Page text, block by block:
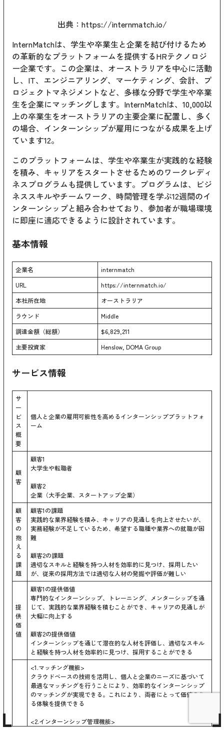
出典： https://internmatch.io/
InternMatchは、学生や卒業生と企業を結び付けるため
の革新的なプラットフォームを提供するHRテクノロジ
ー企業です。この企業は、オーストラリアを中心に活動
し、IT、エンジニアリング、マーケティング、会計、プ
ロジェクトマネジメントなど、多様な分野で学生や卒業
生を企業にマッチングします。InternMatchは、10,000以
上の卒業生をオーストラリアの主要企業に配置し、多く
の場合、インターンシップが雇用につながる成果を上げ
ています12。
このプラットフォームは、学生や卒業生が実践的な経験
を積み、キャリアをスタートさせるためのワークレディ
ネスプログラムも提供しています。プログラムは、ビジ
ネススキルやチームワーク、時間管理を学ぶ12週間のイ
ンターンシップと組み合わせており、参加者が職場環境
に即座に適応できるように設計されています。
基本情報
企業名
internmatch
URL
https://internmatch.io/
本社所在地
オーストラリア
ラウンド
Middle
調達金額（総額）
$6,829,211
主要投資家
Henslow, DOMA Group
サービス情報
サ
ー
ビ
ス
概
要
個人と企業の雇用可能性を高めるインターンシッププラットフォ
ーム
顧
客
顧客1
大学生や転職者
顧客2
企業（大手企業、スタートアップ企業）
顧
客
の
抱
え
る
課
題
顧客1の課題
実践的な業界経験を積み、キャリアの見通しを向上させたいが、
実務経験が不足しているため、希望する職種や業界への就職が困
難
顧客2の課題
適切なスキルと経験を持つ人材を効率的に見つけ、採用したい
が、従来の採用方法では適切な人材の発掘や評価が難しい
提
供
価
値
顧客1の提供価値
専門的なインターンシップ、トレーニング、メンターシップを通
じて、実践的な業界経験を積むことができ、キャリアの見通しが
大幅に向上する
顧客2の提供価値
インターンシップを通じて潜在的な人材を評価し、適切なスキル
と経験を持つ人材を効率的に見つけ、採用することができる
<1.マッチング機能>
クラウドベースの技術を活用し、個人と企業のニーズに基づいて
最適なマッチングを行うことにより、効率的なインターンシップ
のマッチングが実現できる。これにより、両者にとって価値のあ
る体験を提供できる
<2.インターンシップ管理機能>